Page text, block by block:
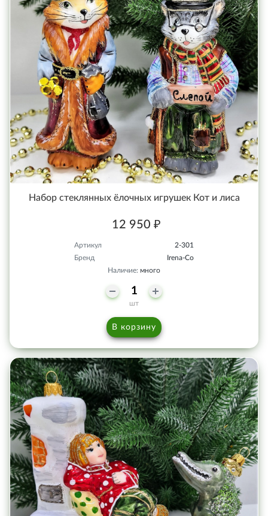
Набор стеклянных ёлочных игрушек Кот и лиса
12 950 ₽
Артикул
2-301
Бренд
Irena-Co
Наличие: много
шт
В корзину